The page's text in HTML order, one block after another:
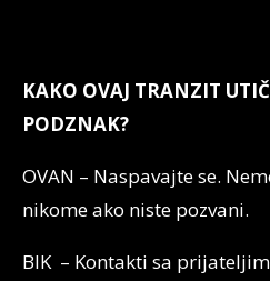
KAKO OVAJ TRANZIT
PODZNAK?
OVAN – Naspavajte se.
nikome ako niste pozvani.
BIK – Kontakti sa